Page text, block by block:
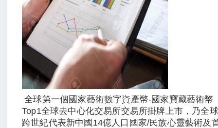
全球第一個國家藝術數字資產幣-國家寶藏藝術幣
Top1全球去中心化交易所交易所掛牌上市，乃全
跨世紀代表新中國14億人口國家/民族心靈藝術及